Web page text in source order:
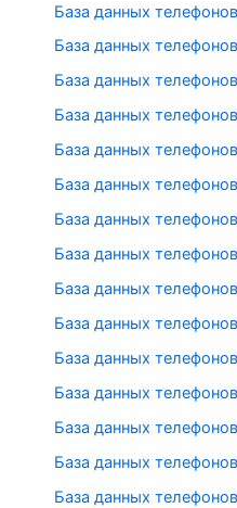
База данных
База данных
База данных
База данных
База данных
База данных
База данных
База данных
База данных
База данных
База данных
База данных
База данных
База данных
База данных